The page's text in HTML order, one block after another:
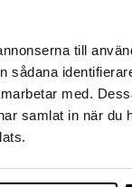
till
med.
samlat in när du
ovat
kotiin.
4